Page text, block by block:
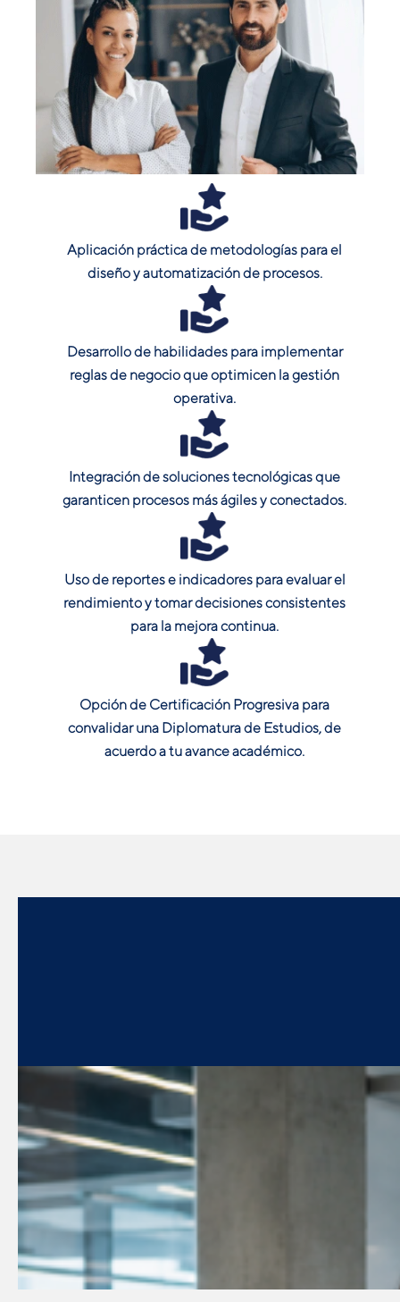
Aplicación práctica de metodologías para el
diseño y automatización de procesos.
Desarrollo de habilidades para implementar
reglas de negocio que optimicen la gestión
operativa.
Integración de soluciones tecnológicas que
garanticen procesos más ágiles y conectados.
Uso de reportes e indicadores para evaluar el
rendimiento y tomar decisiones consistentes
para la mejora continua.
Opción de Certificación Progresiva para
convalidar una Diplomatura de Estudios, de
acuerdo a tu avance académico.